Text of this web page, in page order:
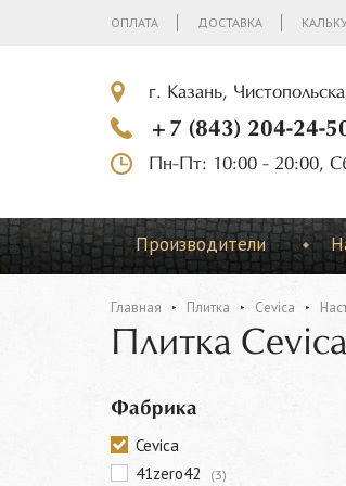
ОПЛАТА ДОСТАВКА
г. Казань,
+7 (843) 204-24-
Пн-Пт: 10:00 - 20:00,
Производители
Главная Плитка Cevica
Плитка
Фабрика
Cevica
41zero42
(3)